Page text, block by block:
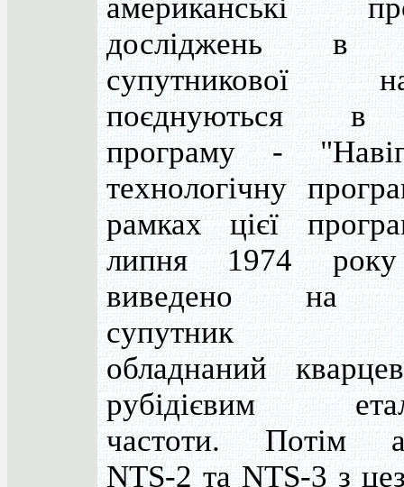
американські
досліджень в
супутникової
поєднуються в
програму -
технологічну
рамках цієї
липня 1974
виведено на
супутник
обладнаний
рубідієвим
частоти. Потім
NTS-2 та NTS-3 з